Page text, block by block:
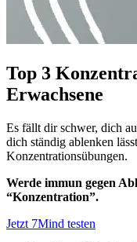
Top 3
Erwachsene
Es fällt dir schwer, dich
dich ständig ablenken
Konzentrationsübungen.
Werde immun gegen
“Konzentration”.
Jetzt 7Mind testen